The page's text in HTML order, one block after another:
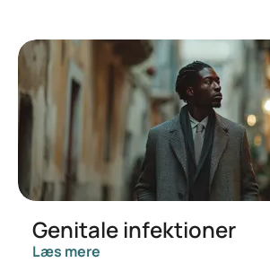
Genitale infektioner
Læs mere